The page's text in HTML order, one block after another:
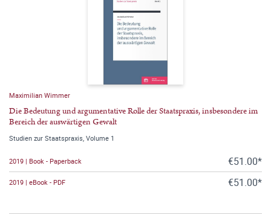
Maximilian Wimmer
Die Bedeutung und argumentative Rolle der Staatspraxis, insbesondere im
Bereich der auswärtigen Gewalt
Studien zur Staatspraxis, Volume 1
2019 | Book - Paperback €51.00*
2019 | eBook - PDF €51.00*